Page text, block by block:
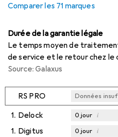
Comparer les 71 marques
Durée de la garantie légale
Le temps moyen de
de service et le retour chez le
Source: Galaxus
RS PRO Données
1. Delock 0 jour i
1. Digitus 0 jour i